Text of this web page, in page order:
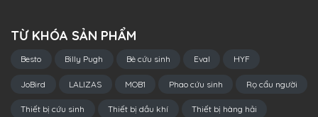
TỪ KHÓA SẢN PHẨM
Besto Billy Pugh Bè cứu sinh Eval HYF
JoBird LALIZAS MOB1 Phao cứu sinh Rọ cẩu người
Thiết bị cứu sinh Thiết bị dầu khí Thiết bị hàng hải